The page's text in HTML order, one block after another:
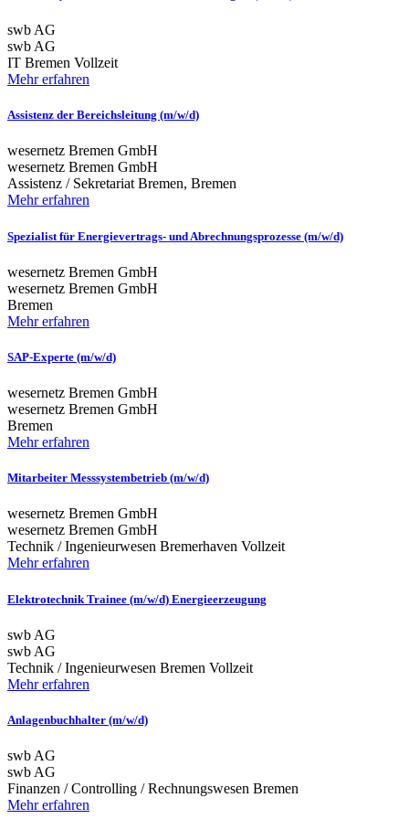
swb AG
swb AG
IT Bremen Vollzeit
Mehr erfahren
Assistenz der Bereichsleitung (m/w/d)
wesernetz Bremen GmbH
wesernetz Bremen GmbH
Assistenz / Sekretariat Bremen, Bremen
Mehr erfahren
Spezialist für Energievertrags- und Abrechnungsprozesse (m/w/d)
wesernetz Bremen GmbH
wesernetz Bremen GmbH
Bremen
Mehr erfahren
SAP-Experte (m/w/d)
wesernetz Bremen GmbH
wesernetz Bremen GmbH
Bremen
Mehr erfahren
Mitarbeiter Messsystembetrieb (m/w/d)
wesernetz Bremen GmbH
wesernetz Bremen GmbH
Technik / Ingenieurwesen Bremerhaven Vollzeit
Mehr erfahren
Elektrotechnik Trainee (m/w/d) Energieerzeugung
swb AG
swb AG
Technik / Ingenieurwesen Bremen Vollzeit
Mehr erfahren
Anlagenbuchhalter (m/w/d)
swb AG
swb AG
Finanzen / Controlling / Rechnungswesen Bremen
Mehr erfahren